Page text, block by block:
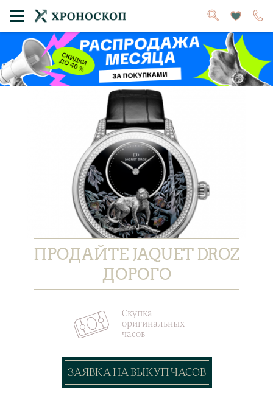
ПРОДАЙТЕ JAQUET DROZ
ДОРОГО
Скупка
оригинальных
часов
ЗАЯВКА НА ВЫКУП ЧАСОВ